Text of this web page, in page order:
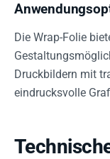
Die Wrap-Folie
Druckbildern mit
eindrucksvolle